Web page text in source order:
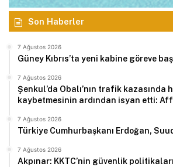
Son Haberler
7 Ağustos 2026
Güney Kıbrıs’ta yeni kabine göreve
7 Ağustos 2026
Şenkul’da Obalı’nın trafik kazasında
kaybetmesinin ardından isyan etti:
7 Ağustos 2026
Türkiye Cumhurbaşkanı Erdoğan,
7 Ağustos 2026
Akpınar: KKTC’nin güvenlik